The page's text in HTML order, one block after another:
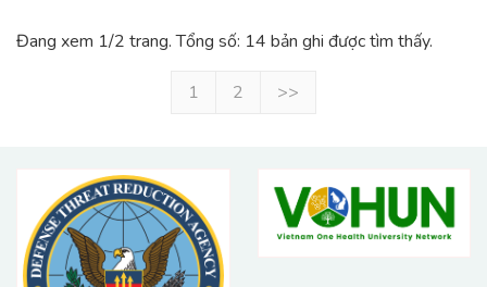
thức, thái độ và thực
động chăn nuôi và các
con đường chính đưa
kháng sinh vào chuỗi
sản xuất chăn nuôi lợn
thịt làm thực phẩm cho
Động vật và Môi
Đang xem 1/2 trang. Tổng số: 14 bản ghi được tìm thấy.
1 2 >>